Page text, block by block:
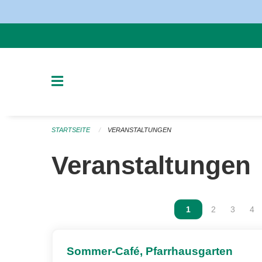
STARTSEITE VERANSTALTUNGEN
Veranstaltungen
Vous êtes sur la
1 Vous êtes
2 Vous
3 4
Sommer-Café, Pfarrhausgarten